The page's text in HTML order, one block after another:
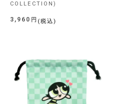
COLLECTION)
3,960 税込